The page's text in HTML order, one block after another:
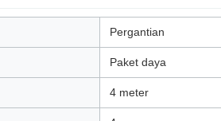
Pergantian
Paket daya
4 meter